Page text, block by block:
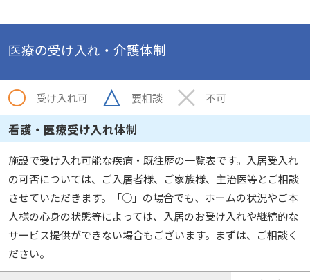
医療の受け入れ・介護体制
受け入れ可 要相談 不可
看護・医療受け入れ体制
施設で受け入れ可能な疾病・既往歴の一覧表です。入居受入れ
の可否については、ご入居者様、ご家族様、主治医等とご相談
させていただきます。「○」の場合でも、ホームの状況やご本
人様の心身の状態等によっては、入居のお受け入れや継続的な
サービス提供ができない場合もございます。まずは、ご相談く
ださい。